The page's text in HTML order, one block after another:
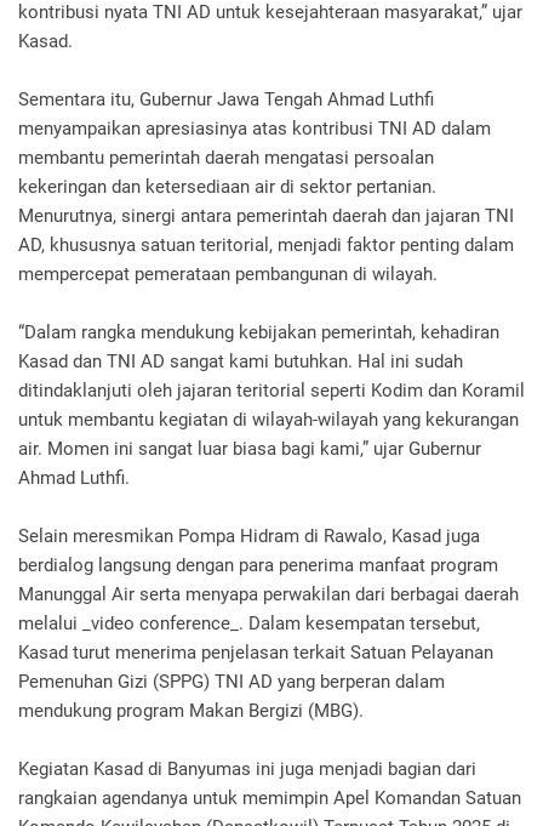
kontribusi nyata TNI AD untuk kesejahteraan masyarakat,” ujar
Kasad.
Sementara itu, Gubernur Jawa Tengah Ahmad Luthfi
menyampaikan apresiasinya atas kontribusi TNI AD dalam
membantu pemerintah daerah mengatasi persoalan
kekeringan dan ketersediaan air di sektor pertanian.
Menurutnya, sinergi antara pemerintah daerah dan jajaran TNI
AD, khususnya satuan teritorial, menjadi faktor penting dalam
mempercepat pemerataan pembangunan di wilayah.
“Dalam rangka mendukung kebijakan pemerintah, kehadiran
Kasad dan TNI AD sangat kami butuhkan. Hal ini sudah
ditindaklanjuti oleh jajaran teritorial seperti Kodim dan Koramil
untuk membantu kegiatan di wilayah-wilayah yang kekurangan
air. Momen ini sangat luar biasa bagi kami,” ujar Gubernur
Ahmad Luthfi.
Selain meresmikan Pompa Hidram di Rawalo, Kasad juga
berdialog langsung dengan para penerima manfaat program
Manunggal Air serta menyapa perwakilan dari berbagai daerah
melalui _video conference_. Dalam kesempatan tersebut,
Kasad turut menerima penjelasan terkait Satuan Pelayanan
Pemenuhan Gizi (SPPG) TNI AD yang berperan dalam
mendukung program Makan Bergizi (MBG).
Kegiatan Kasad di Banyumas ini juga menjadi bagian dari
rangkaian agendanya untuk memimpin Apel Komandan Satuan